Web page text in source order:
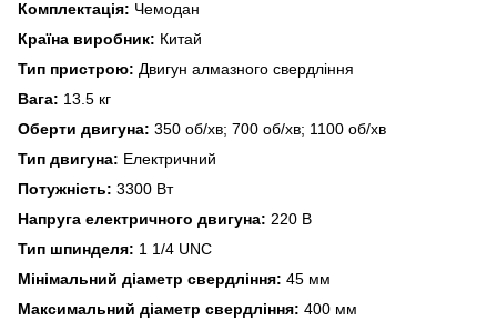
Комплектація: Чемодан
Країна виробник: Китай
Тип пристрою: Двигун алмазного свердління
Вага: 13.5 кг
Оберти двигуна: 350 об/хв; 700 об/хв; 1100 об/хв
Тип двигуна: Електричний
Потужність: 3300 Вт
Напруга електричного двигуна: 220 В
Тип шпинделя: 1 1/4 UNC
Мінімальний діаметр свердління: 45 мм
Максимальний діаметр свердління: 400 мм